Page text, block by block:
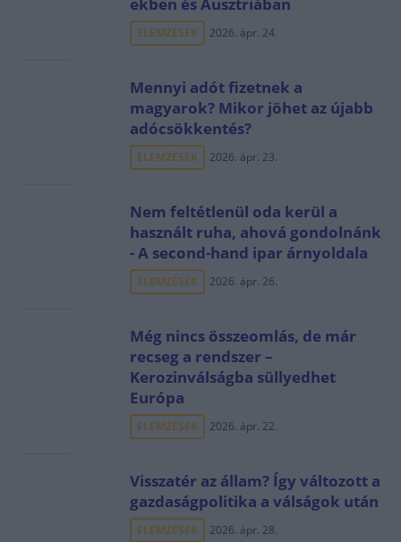
ELEMZÉSEK 2026. ápr. 24.
Mennyi adót fizetnek a
magyarok? Mikor jöhet az újabb
adócsökkentés?
ELEMZÉSEK 2026. ápr. 23.
Nem feltétlenül oda kerül a
használt ruha, ahová gondolnánk
- A second-hand ipar árnyoldala
ELEMZÉSEK 2026. ápr. 26.
Még nincs összeomlás, de már
recseg a rendszer –
Kerozinválságba süllyedhet
Európa
ELEMZÉSEK 2026. ápr. 22.
Visszatér az állam? Így változott a
gazdaságpolitika a válságok után
ELEMZÉSEK 2026. ápr. 28.